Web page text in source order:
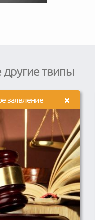
твипы
заявление